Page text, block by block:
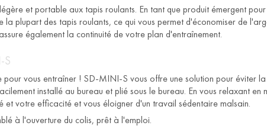
et portable aux tapis roulants. En tant que produit émergent
la plupart des tapis roulants, ce qui vous permet d'économiser de
également la continuité de votre plan d'entraînement.
S
pour vous entraîner ! SD-MINI-S vous offre une solution pour éviter
installé au bureau et plié sous le bureau. En vous relaxant en
et votre efficacité et vous éloigner d'un travail sédentaire malsain.
à l'ouverture du colis, prêt à l'emploi.